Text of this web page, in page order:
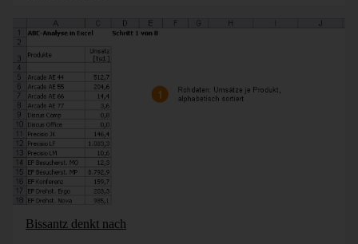
Bissantz denkt nach